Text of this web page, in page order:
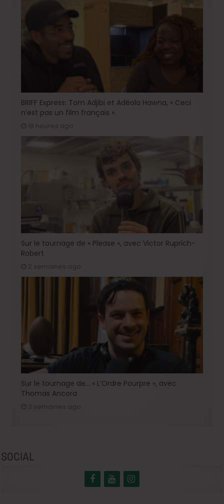
BRIFF Express: Tom Adjibi et Adéola Hawna, « Ceci
n’est pas un film français ».
18 heures ago
Sur le tournage de « Please », avec Victor Ruprich-
Robert
2 semaines ago
Sur le tournage de… « L’Ordre Pourpre », avec
Thomas Ancora
3 semaines ago
SOCIAL